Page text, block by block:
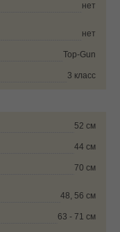
нет
нет
Top-Gun
3 класс
52 см
44 см
70 см
48, 56 см
63 - 71 см